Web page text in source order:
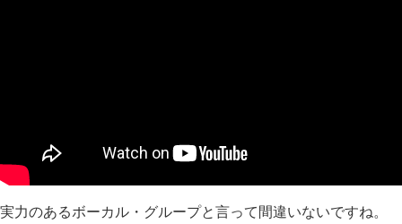
実力のあるボーカル・グループと言って間違いないですね。